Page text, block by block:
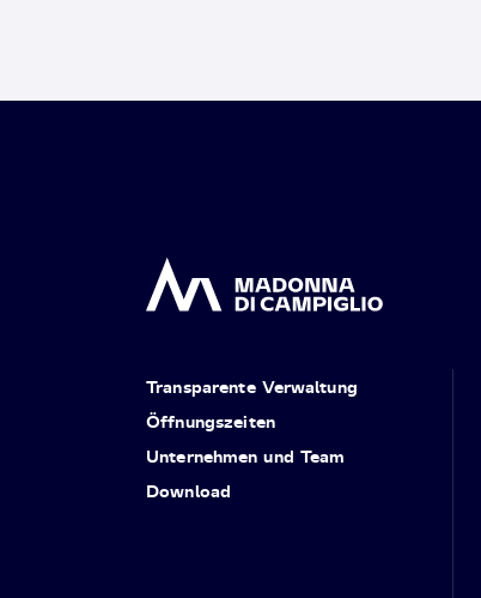
Transparente Verwaltung
Öffnungszeiten
Unternehmen und Team
Download